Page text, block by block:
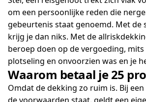
om een persoonlijke reden die
gebeurtenis staat genoemd. Met de
krijg je dan niks. Met de
beroep doen op de vergoeding,
plotseling en onvoorzien was en je
Waarom betaal je 25
Omdat de dekking zo ruim is. Bij